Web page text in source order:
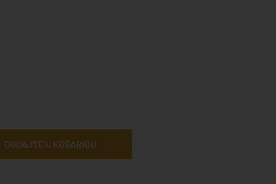
DODAJTE U KOŠARICU